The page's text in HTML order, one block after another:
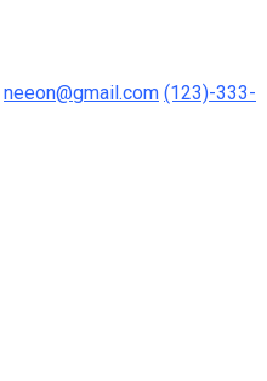
neeon@gmail.com (123)-333-